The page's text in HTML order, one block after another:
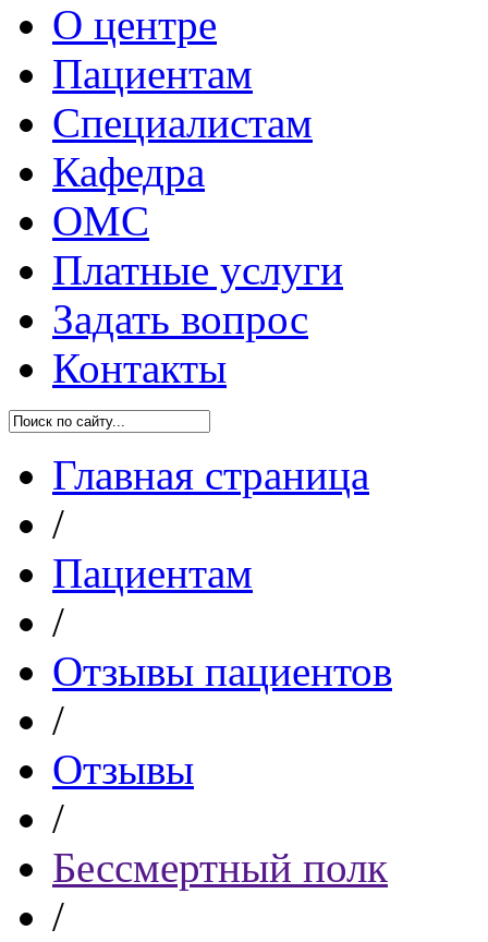
О центре
Пациентам
Специалистам
Кафедра
ОМС
Платные услуги
Задать вопрос
Контакты
Главная страница
/
Пациентам
/
Отзывы пациентов
/
Отзывы
/
Бессмертный полк
/